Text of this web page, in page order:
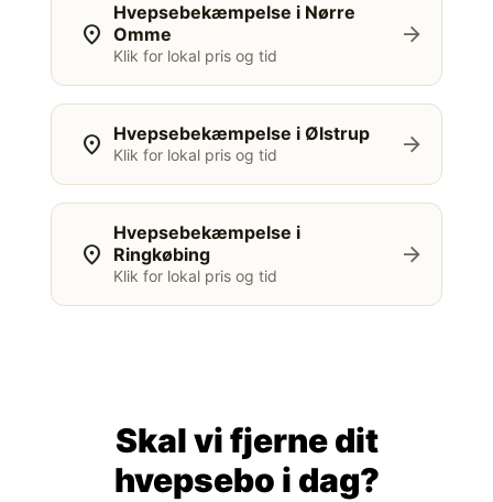
location_on
Hvepsebekæmpelse i Nørre
Omme
Klik for lokal pris og tid
arrow_forward
location_on Hvepsebekæmpelse i Ølstrup
Klik for lokal pris og tid arrow_forward
location_on
Hvepsebekæmpelse i
Ringkøbing
Klik for lokal pris og tid
arrow_forward
Skal vi fjerne dit
hvepsebo i dag?